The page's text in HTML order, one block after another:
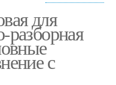
фундамента
для
с